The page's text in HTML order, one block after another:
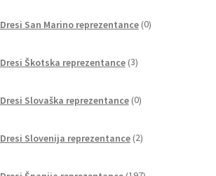
Dresi San Marino reprezentance 0izdelkov
Dresi Škotska reprezentance 3izdelki
Dresi Slovaška reprezentance 0izdelkov
Dresi Slovenija reprezentance 2izdelka